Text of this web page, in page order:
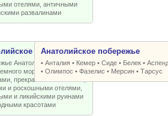
отелями, античными
развалинами
побережье
Анатолийской бухты
моря с отличными
прекрасными пляжами,
и роскошными отелями,
и ликийскими руинами
красотами
Анатолийское побережье
•Анталия • Кемер •Сиде • Белек •
•Олимпос •Фазелис • Мерсин •Тарсус